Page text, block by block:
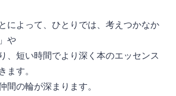
によって、ひとりでは、考えつかなか
や
、短い時間でより深く本のエッセンス
ます。
間の輪が深まります。